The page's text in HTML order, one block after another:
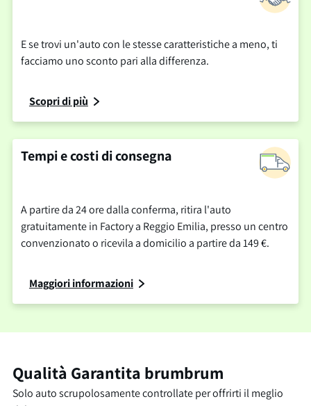
E se trovi un'auto con le stesse caratteristiche a meno, ti
facciamo uno sconto pari alla differenza.
Scopri di più
Tempi e costi di consegna
A partire da 24 ore dalla conferma, ritira l'auto
gratuitamente in Factory a Reggio Emilia, presso un centro
convenzionato o ricevila a domicilio a partire da 149 €.
Maggiori informazioni
Qualità Garantita brumbrum
Solo auto scrupolosamente controllate per offrirti il meglio